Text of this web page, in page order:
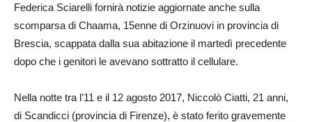
Federica Sciarelli fornirà notizie aggiornate anche sulla
scomparsa di Chaama, 15enne di Orzinuovi in provincia di
Brescia, scappata dalla sua abitazione il martedì precedente
dopo che i genitori le avevano sottratto il cellulare.
Nella notte tra l’11 e il 12 agosto 2017, Niccolò Ciatti, 21 anni,
di Scandicci (provincia di Firenze), è stato ferito gravemente